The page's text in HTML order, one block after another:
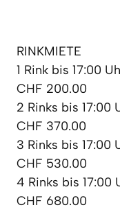
RINKMIETE
1 Rink bis 17:00
CHF 200.00
2 Rinks bis 17:00
CHF 370.00
3 Rinks bis 17:00
CHF 530.00
4 Rinks bis 17:00
CHF 680.00